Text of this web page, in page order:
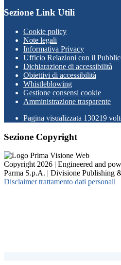
Sezione Link Utili
Cookie policy
Note legali
Informativa Privacy
Ufficio Relazioni con il
Dichiarazione di accessibilità
Obiettivi di accessibilità
Whistleblowing
Gestione consensi cookie
Amministrazione trasparente
Pagina visualizzata 130219
Sezione Copyright
Copyright 2026 | Engineered and
Parma S.p.A. | Divisione Publishing
Disclaimer trattamento dati personali